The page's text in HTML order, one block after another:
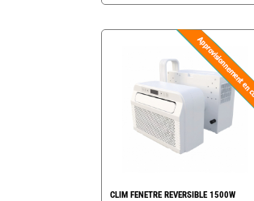
CLIM FENETRE REVERSIBLE 1500W